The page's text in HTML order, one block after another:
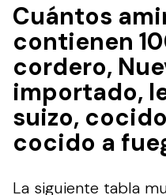
Cuántos
contienen
cordero,
importado,
suizo,
cocido a
La siguiente tabla